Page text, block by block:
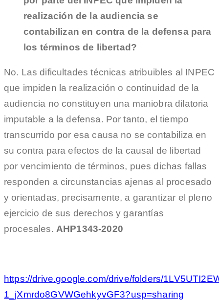
realización de la audiencia se
contabilizan en contra de la defensa para
los términos de libertad?
No. Las dificultades técnicas atribuibles al INPEC
que impiden la realización o continuidad de la
audiencia no constituyen una maniobra dilatoria
imputable a la defensa. Por tanto, el tiempo
transcurrido por esa causa no se contabiliza en
su contra para efectos de la causal de libertad
por vencimiento de términos, pues dichas fallas
responden a circunstancias ajenas al procesado
y orientadas, precisamente, a garantizar el pleno
ejercicio de sus derechos y garantías
procesales. AHP1343-2020
https://drive.google.com/drive/folders/
1_jXmrdo8GVWGehkyvGF3?usp=sharing